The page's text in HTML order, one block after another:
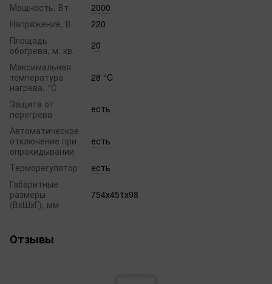
Мощность, Вт
2000
Напряжение, В
220
Площадь
обогрева, м. кв.
20
Максимальная
температура
нагрева, °С
28 °C
Защита от
перегрева
есть
Автоматическое
отключение при
опрокидывании
есть
Терморегулятор
есть
Габаритные
размеры
(ВхШхГ), мм
754х451х98
Отзывы